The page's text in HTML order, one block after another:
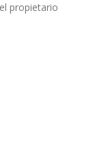
propietario